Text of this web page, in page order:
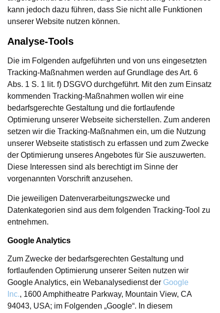
kann jedoch dazu führen, dass Sie nicht alle Funktionen
unserer Website nutzen können.
Analyse-Tools
Die im Folgenden aufgeführten und von uns eingesetzten
Tracking-Maßnahmen werden auf Grundlage des Art. 6
Abs. 1 S. 1 lit. f) DSGVO durchgeführt. Mit den zum Einsatz
kommenden Tracking-Maßnahmen wollen wir eine
bedarfsgerechte Gestaltung und die fortlaufende
Optimierung unserer Webseite sicherstellen. Zum anderen
setzen wir die Tracking-Maßnahmen ein, um die Nutzung
unserer Webseite statistisch zu erfassen und zum Zwecke
der Optimierung unseres Angebotes für Sie auszuwerten.
Diese Interessen sind als berechtigt im Sinne der
vorgenannten Vorschrift anzusehen.
Die jeweiligen Datenverarbeitungszwecke und
Datenkategorien sind aus dem folgenden Tracking-Tool zu
entnehmen.
Google Analytics
Zum Zwecke der bedarfsgerechten Gestaltung und
fortlaufenden Optimierung unserer Seiten nutzen wir
Google Analytics, ein Webanalysedienst der Google
Inc., 1600 Amphitheatre Parkway, Mountain View, CA
94043, USA; im Folgenden „Google“. In diesem